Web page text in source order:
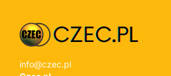
info@czec.pl